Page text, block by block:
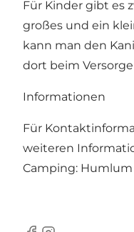
Für Kinder gibt es
großes und ein
kann man den
dort beim
Informationen
Für
weiteren
Camping: Humlum